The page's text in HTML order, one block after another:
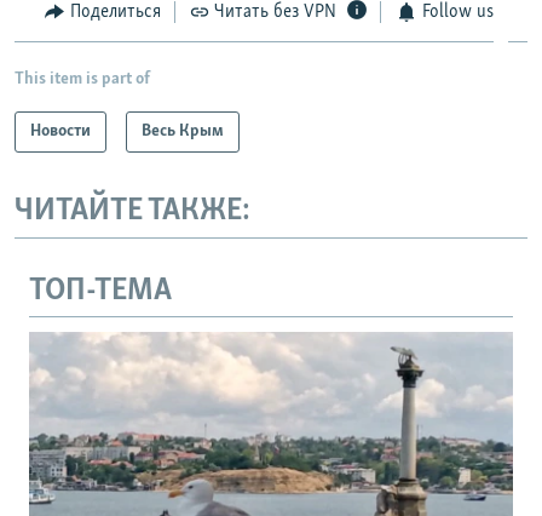
Поделиться Читать без VPN Follow us
This item is part of
Новости Весь Крым
ЧИТАЙТЕ ТАКЖЕ:
ТОП-ТЕМА